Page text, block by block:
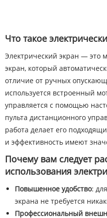
Что такое
Электрический экран — это
экран, который
отличие от ручных
используется встроенный
управляется с помощью
пульта дистанционного
работа делает его
и эффективность имеют
Почему вам следует
использования
Повышенное удобство:
экрана не требуется
Профессиональный